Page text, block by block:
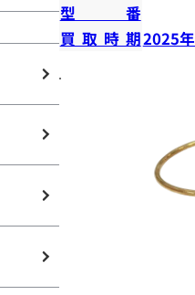
型番
買取時期2025